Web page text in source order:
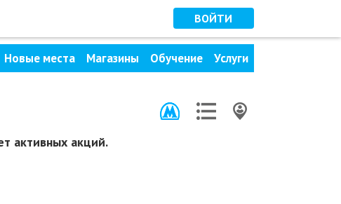
ВОЙТИ
Новые места Магазины Обучение Услуги
активных акций.